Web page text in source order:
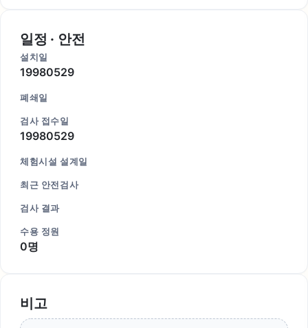
일정 · 안전
설치일
19980529
폐쇄일
검사 접수일
19980529
체험시설 설계일
최근 안전검사
검사 결과
수용 정원
0명
비고